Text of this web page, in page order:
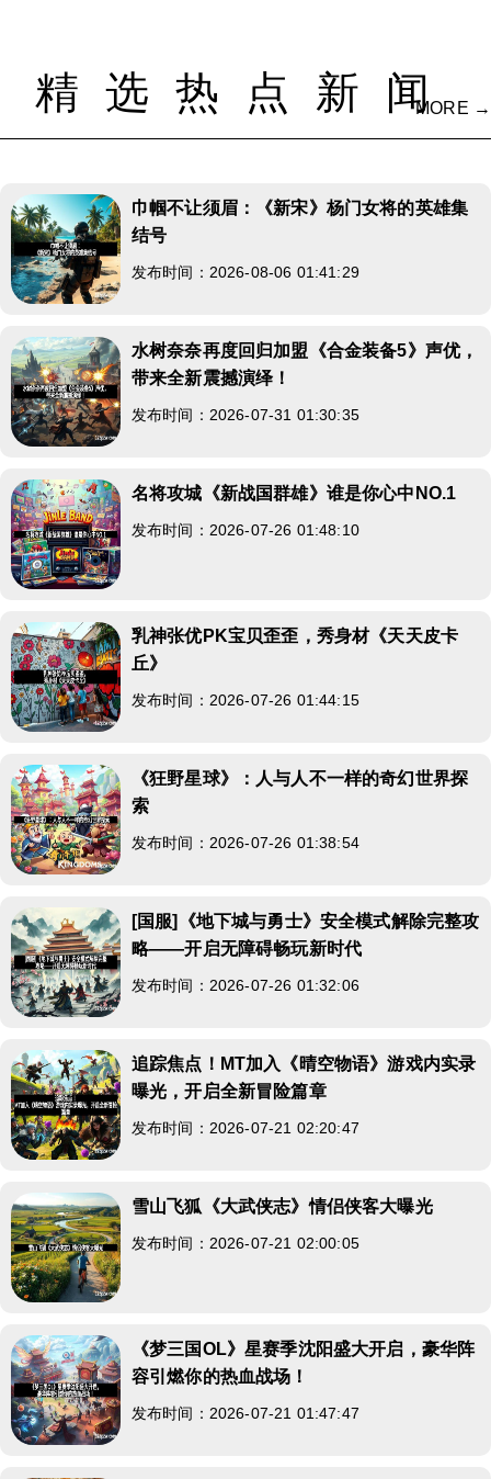
精选热点新闻
MORE →
巾帼不让须眉：《新宋》杨门女将的英雄集
结号
发布时间：2026-08-06 01:41:29
水树奈奈再度回归加盟《合金装备5》声优，
带来全新震撼演绎！
发布时间：2026-07-31 01:30:35
名将攻城《新战国群雄》谁是你心中NO.1
发布时间：2026-07-26 01:48:10
乳神张优PK宝贝歪歪，秀身材《天天皮卡
丘》
发布时间：2026-07-26 01:44:15
《狂野星球》：人与人不一样的奇幻世界探
索
发布时间：2026-07-26 01:38:54
[国服]《地下城与勇士》安全模式解除完整攻
略——开启无障碍畅玩新时代
发布时间：2026-07-26 01:32:06
追踪焦点！MT加入《晴空物语》游戏内实录
曝光，开启全新冒险篇章
发布时间：2026-07-21 02:20:47
雪山飞狐《大武侠志》情侣侠客大曝光
发布时间：2026-07-21 02:00:05
《梦三国OL》星赛季沈阳盛大开启，豪华阵
容引燃你的热血战场！
发布时间：2026-07-21 01:47:47